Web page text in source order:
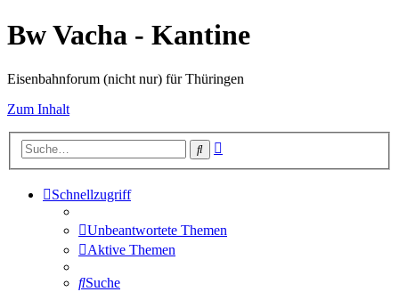
Bw Vacha - Kantine
Eisenbahnforum (nicht nur) für Thüringen
Zum Inhalt
Suche
Schnellzugriff
Unbeantwortete Themen
Aktive Themen
Suche